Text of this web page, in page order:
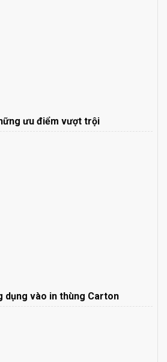
ưu điểm vượt trội
dụng vào in thùng Carton